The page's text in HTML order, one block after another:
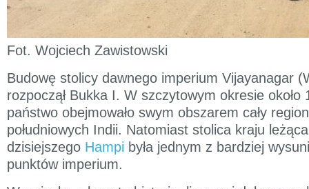
Fot. Wojciech Zawistowski
Budowę stolicy dawnego imperium Vijayanagar
rozpoczął Bukka I. W szczytowym okresie
państwo obejmowało swym obszarem cały
południowych Indii. Natomiast stolica kraju
dzisiejszego Hampi była jednym z bardziej
punktów imperium.